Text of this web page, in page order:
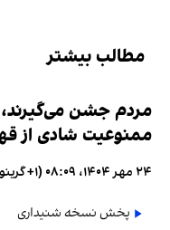
مطالب بیشتر
مردم جشن
ممنوعیت شادی از
۲۴ مهر ۱۴۰۴، ۰۸:۰۹ (‎+۱ گرینویچ)
پخش نسخه شنیداری